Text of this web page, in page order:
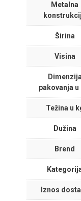
Metalna
Širina
Visina
Dimenzija
pakovanja u
Težina u
Dužina
Brend
Iznos